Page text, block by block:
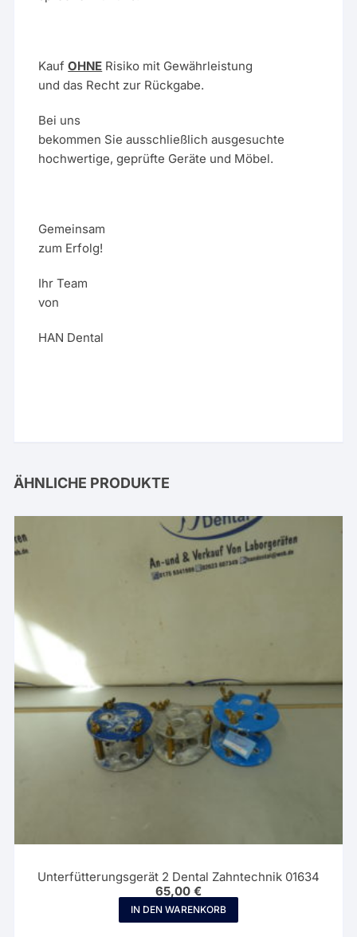
KaufOHNE Risiko mit Gewährleistung
und das Recht zur Rückgabe.
Bei uns
bekommen Sie ausschließlich ausgesuchte
hochwertige, geprüfte Geräte und Möbel.
Gemeinsam
zum Erfolg!
Ihr Team
von
HAN Dental
ÄHNLICHE PRODUKTE
Unterfütterungsgerät 2 Dental Zahntechnik 01634
65,00 €
IN DEN WARENKORB